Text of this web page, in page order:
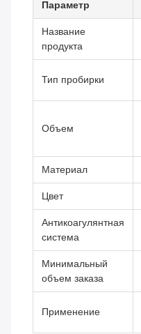
Параметр
Название
продукта
Тип пробирки
Объем
Материал
Цвет
Антикоагулянтная
система
Минимальный
объем заказа
Применение